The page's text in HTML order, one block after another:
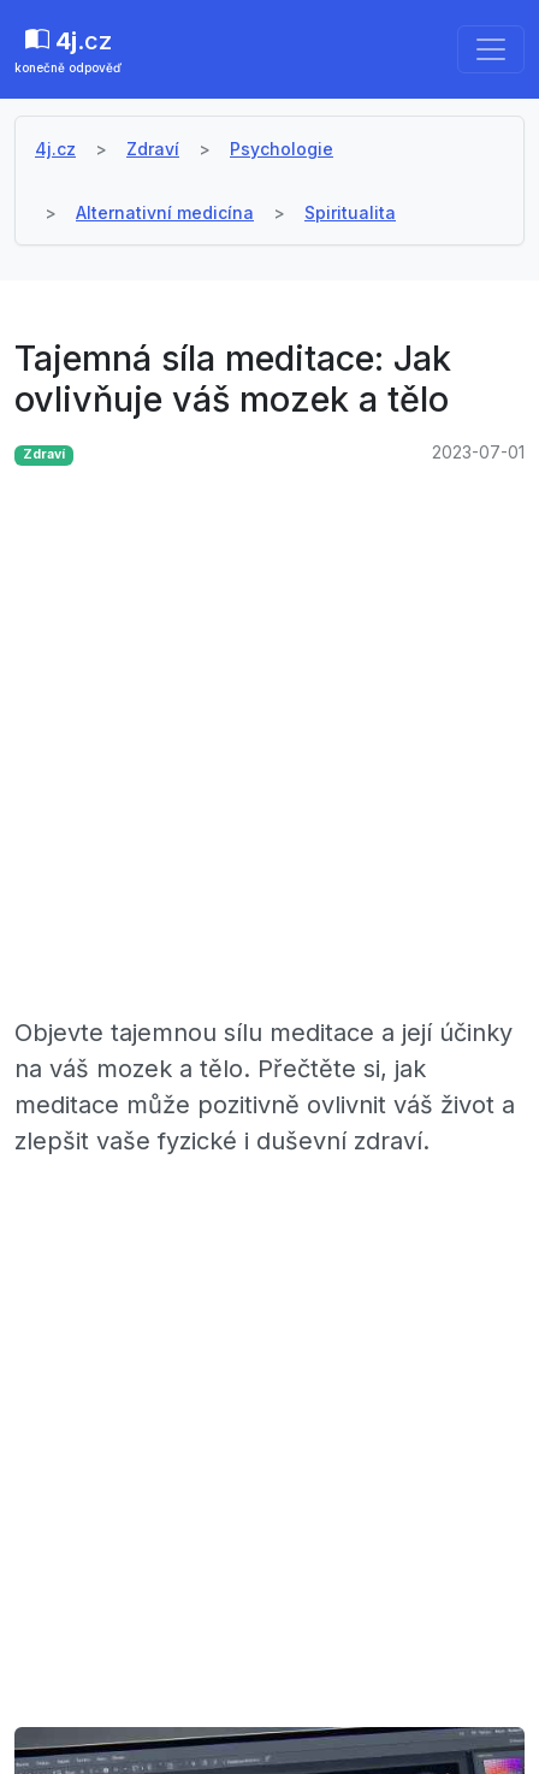
4j.cz
konečně odpověď
4j.cz Zdraví Psychologie
Alternativní medicína Spiritualita
Tajemná síla meditace: Jak
ovlivňuje váš mozek a tělo
Zdraví 2023-07-01
Objevte tajemnou sílu meditace a její účinky
na váš mozek a tělo. Přečtěte si, jak
meditace může pozitivně ovlivnit váš život a
zlepšit vaše fyzické i duševní zdraví.